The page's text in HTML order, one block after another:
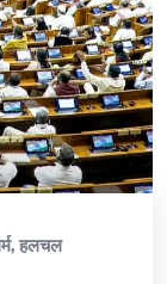
, हलचल